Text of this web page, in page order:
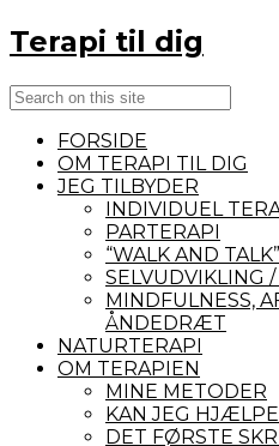
Terapi til dig
Search
Close
FORSIDE
OM TERAPI TIL DIG
JEG TILBYDER
INDIVIDUEL
PARTERAPI
“WALK AND TALK”
SELVUDVIKLING
MINDFULNESS,
ÅNDEDRÆT
NATURTERAPI
OM TERAPIEN
MINE METODER
KAN JEG
DET FØRSTE